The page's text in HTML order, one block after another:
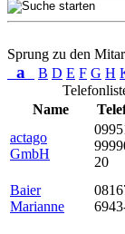
Sprung zu den
a B D E F G H
Name
actago
GmbH
20
Baier
Marianne